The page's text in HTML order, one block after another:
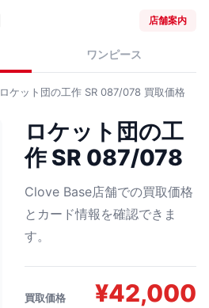
店舗案内
ワンピース
ロケット団の工作 SR 087/078 買取価格
ロケット団の工
作 SR 087/078
Clove Base店舗での買取価格
とカード情報を確認できま
す。
買取価格 ¥42,000